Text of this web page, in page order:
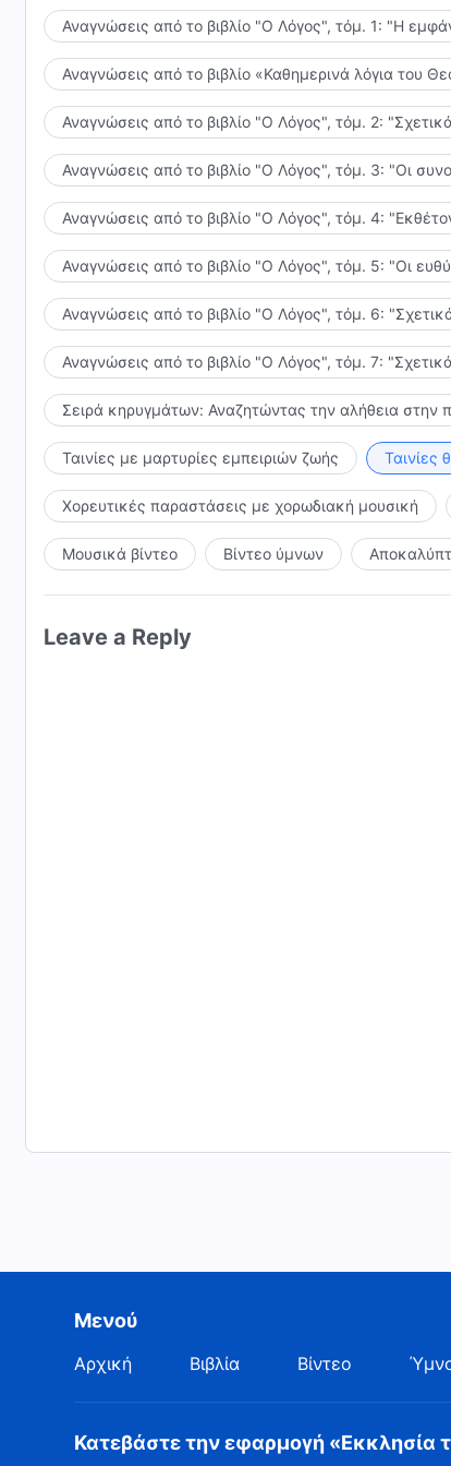
Αναγνώσεις από το βιβλίο "Ο Λόγος", τόμ. 1: "Η
Αναγνώσεις από το βιβλίο «Καθημερινά λόγια του
Αναγνώσεις από το βιβλίο "Ο Λόγος", τόμ. 2:
Αναγνώσεις από το βιβλίο "Ο Λόγος", τόμ. 3: "Οι
Αναγνώσεις από το βιβλίο "Ο Λόγος", τόμ. 4:
Αναγνώσεις από το βιβλίο "Ο Λόγος", τόμ. 5: "Οι
Αναγνώσεις από το βιβλίο "Ο Λόγος", τόμ. 6:
Αναγνώσεις από το βιβλίο "Ο Λόγος", τόμ. 7:
Σειρά κηρυγμάτων: Αναζητώντας την αλήθεια στην
Ταινίες με μαρτυρίες εμπειριών ζωής Ταινίες
Χορευτικές παραστάσεις με χορωδιακή μουσική
Μουσικά βίντεο Βίντεο ύμνων
Leave a Reply
Μενού
Αρχική Βιβλία Βίντεο
Κατεβάστε την εφαρμογή «Εκκλησία